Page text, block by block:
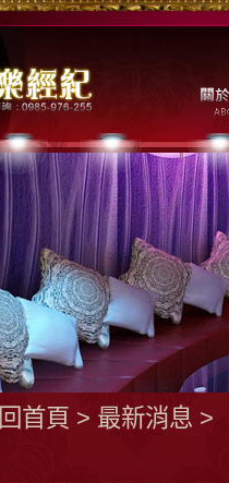
回首頁 > 最新消息 >